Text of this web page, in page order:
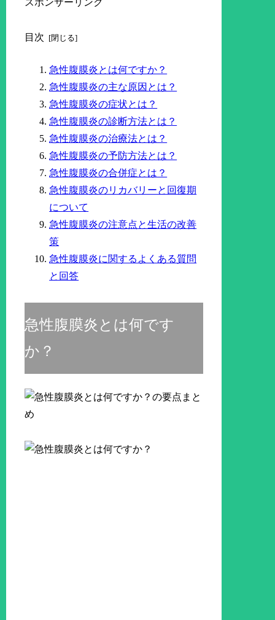
スポンサーリンク
目次
急性腹膜炎とは何ですか？
急性腹膜炎の主な原因とは？
急性腹膜炎の症状とは？
急性腹膜炎の診断方法とは？
急性腹膜炎の治療法とは？
急性腹膜炎の予防方法とは？
急性腹膜炎の合併症とは？
急性腹膜炎のリカバリーと回復期
について
急性腹膜炎の注意点と生活の改善
策
急性腹膜炎に関するよくある質問
と回答
急性腹膜炎とは何です
か？